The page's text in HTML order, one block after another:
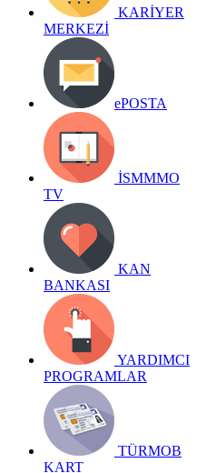
KARİYER
MERKEZİ
ePOSTA
İSMMMO
TV
KAN
BANKASI
YARDIMCI
PROGRAMLAR
TÜRMOB
KART